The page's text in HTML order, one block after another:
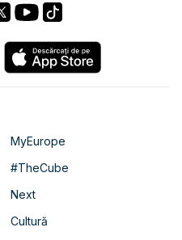
MyEurope
#TheCube
Next
Cultură